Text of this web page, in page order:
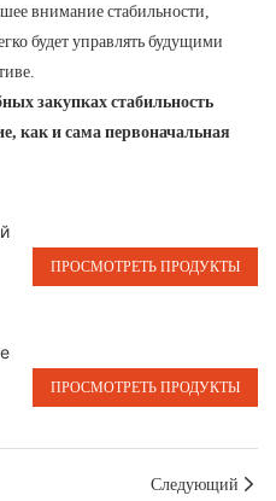
внимание стабильности,
будет управлять будущими
закупках стабильность
как и сама первоначальная
ПРОСМОТРЕТЬ ПРОДУКТЫ
ПРОСМОТРЕТЬ ПРОДУКТЫ
Следующий